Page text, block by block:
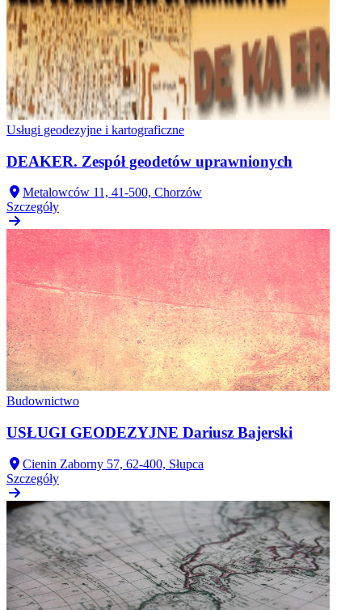
Usługi geodezyjne i kartograficzne
DEAKER. Zespół geodetów uprawnionych
Metalowców 11, 41-500, Chorzów
Szczegóły
Budownictwo
USŁUGI GEODEZYJNE Dariusz Bajerski
Cienin Zaborny 57, 62-400, Słupca
Szczegóły